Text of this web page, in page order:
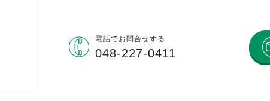
電話でお問合せする
048-227-0411